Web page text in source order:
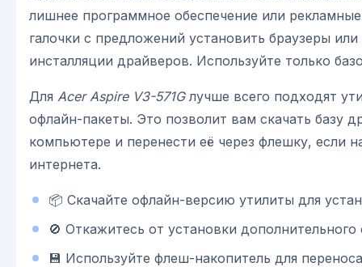
лишнее программное обеспечение или
галочки с предложений установить браузеры
инсталляции драйверов. Используйте только
Для Acer Aspire V3-571Gлучше всего подходят
офлайн-пакеты. Это позволит вам скачать базу
компьютере и перенести её через флешку, если
интернета.
📦 Скачайте офлайн-версию утилиты для
🚫 Откажитесь от установки
💾 Используйте флеш-накопитель для